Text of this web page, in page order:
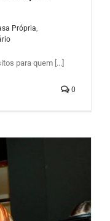
Própria,
para quem [...]
0